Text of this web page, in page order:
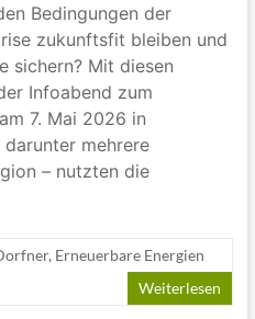
Bedingungen der
zukunftsfit bleiben und
sichern? Mit diesen
Infoabend zum
7. Mai 2026 in
mehrere
– nutzten die
, Erneuerbare Energien
Weiterlesen